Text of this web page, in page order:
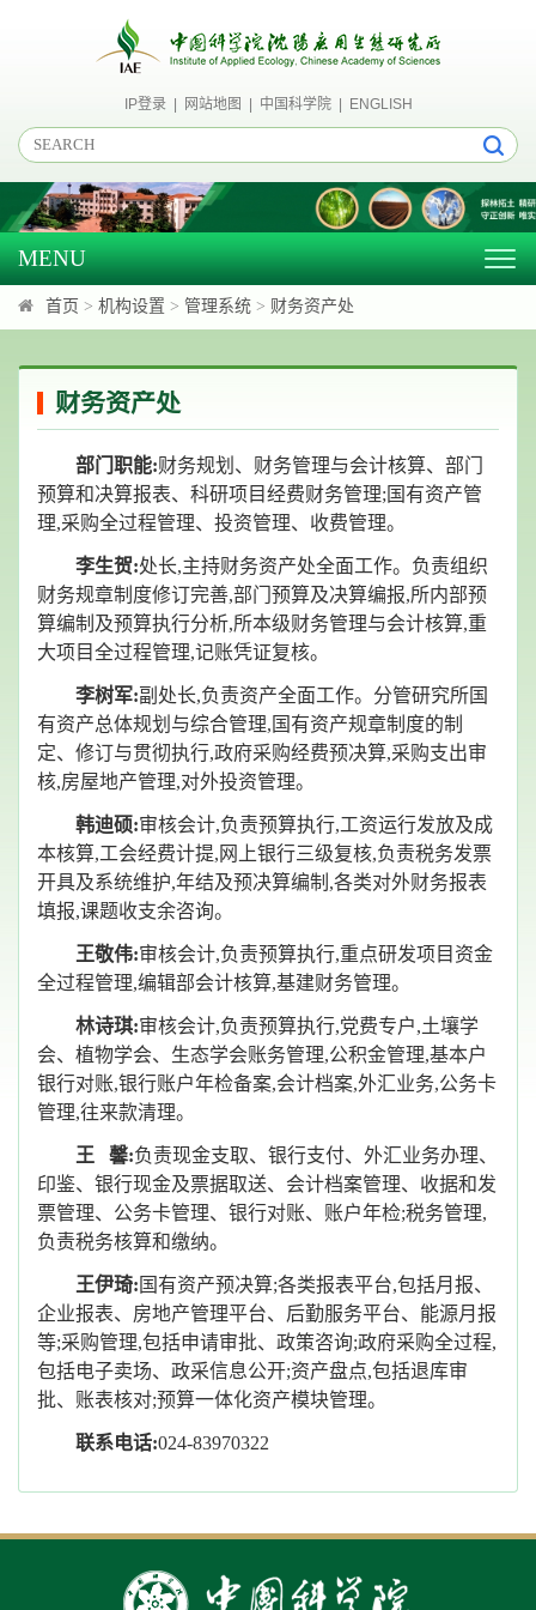
IP登录| 网站地图 中国科学院| ENGLISH
MENU
首页 > 机构设置 > 管理系统 > 财务资产处
财务资产处
部门职能:财务规划、财务管理与会计核算、部门
预算和决算报表、科研项目经费财务管理;国有资产管
理,采购全过程管理、投资管理、收费管理。
李生贺:处长,主持财务资产处全面工作。负责组织
财务规章制度修订完善,部门预算及决算编报,所内部预
算编制及预算执行分析,所本级财务管理与会计核算,重
大项目全过程管理,记账凭证复核。
李树军:副处长,负责资产全面工作。分管研究所国
有资产总体规划与综合管理,国有资产规章制度的制
定、修订与贯彻执行,政府采购经费预决算,采购支出审
核,房屋地产管理,对外投资管理。
韩迪硕:审核会计,负责预算执行,工资运行发放及成
本核算,工会经费计提,网上银行三级复核,负责税务发票
开具及系统维护,年结及预决算编制,各类对外财务报表
填报,课题收支余咨询。
王敬伟:审核会计,负责预算执行,重点研发项目资金
全过程管理,编辑部会计核算,基建财务管理。
林诗琪:审核会计,负责预算执行,党费专户,土壤学
会、植物学会、生态学会账务管理,公积金管理,基本户
银行对账,银行账户年检备案,会计档案,外汇业务,公务卡
管理,往来款清理。
王 馨:负责现金支取、银行支付、外汇业务办理、
印鉴、银行现金及票据取送、会计档案管理、收据和发
票管理、公务卡管理、银行对账、账户年检;税务管理,
负责税务核算和缴纳。
王伊琦: 国有资产预决算;各类报表平台,包括月报、
企业报表、房地产管理平台、后勤服务平台、能源月报
等;采购管理,包括申请审批、政策咨询;政府采购全过程,
包括电子卖场、政采信息公开;资产盘点,包括退库审
批、账表核对;预算一体化资产模块管理。
联系电话:024-83970322